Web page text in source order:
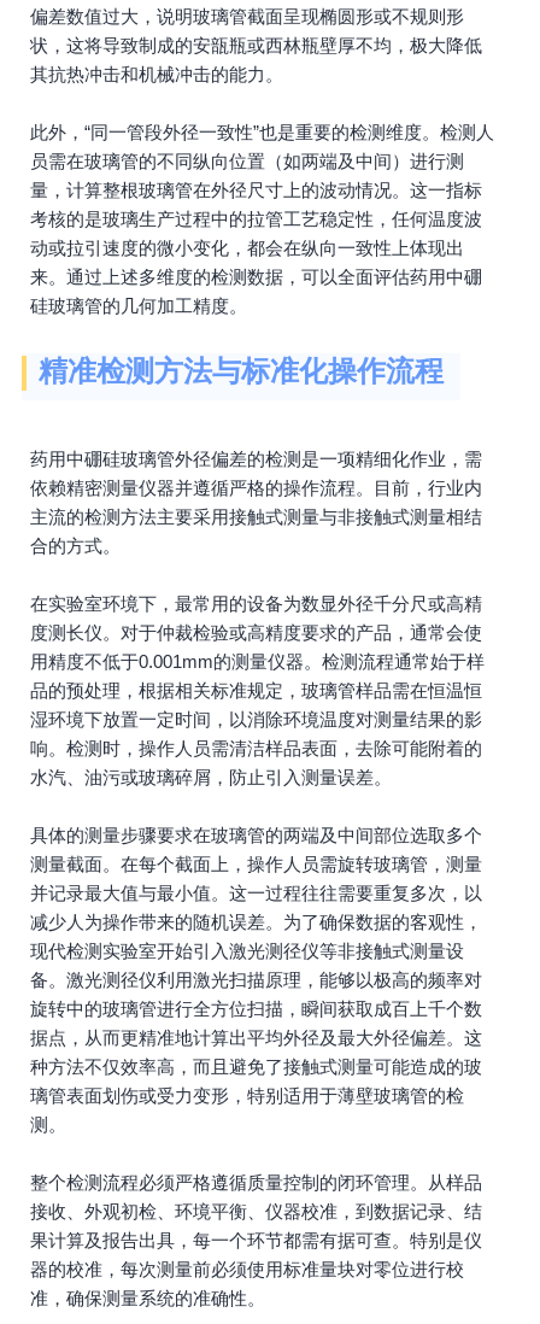
偏差数值过大，说明玻璃管截面呈现椭圆形或不规则形
状，这将导致制成的安瓿瓶或西林瓶壁厚不均，极大降低
其抗热冲击和机械冲击的能力。
此外，“同一管段外径一致性”也是重要的检测维度。检测人
员需在玻璃管的不同纵向位置（如两端及中间）进行测
量，计算整根玻璃管在外径尺寸上的波动情况。这一指标
考核的是玻璃生产过程中的拉管工艺稳定性，任何温度波
动或拉引速度的微小变化，都会在纵向一致性上体现出
来。通过上述多维度的检测数据，可以全面评估药用中硼
硅玻璃管的几何加工精度。
精准检测方法与标准化操作流程
药用中硼硅玻璃管外径偏差的检测是一项精细化作业，需
依赖精密测量仪器并遵循严格的操作流程。目前，行业内
主流的检测方法主要采用接触式测量与非接触式测量相结
合的方式。
在实验室环境下，最常用的设备为数显外径千分尺或高精
度测长仪。对于仲裁检验或高精度要求的产品，通常会使
用精度不低于0.001mm的测量仪器。检测流程通常始于样
品的预处理，根据相关标准规定，玻璃管样品需在恒温恒
湿环境下放置一定时间，以消除环境温度对测量结果的影
响。检测时，操作人员需清洁样品表面，去除可能附着的
水汽、油污或玻璃碎屑，防止引入测量误差。
具体的测量步骤要求在玻璃管的两端及中间部位选取多个
测量截面。在每个截面上，操作人员需旋转玻璃管，测量
并记录最大值与最小值。这一过程往往需要重复多次，以
减少人为操作带来的随机误差。为了确保数据的客观性，
现代检测实验室开始引入激光测径仪等非接触式测量设
备。激光测径仪利用激光扫描原理，能够以极高的频率对
旋转中的玻璃管进行全方位扫描，瞬间获取成百上千个数
据点，从而更精准地计算出平均外径及最大外径偏差。这
种方法不仅效率高，而且避免了接触式测量可能造成的玻
璃管表面划伤或受力变形，特别适用于薄壁玻璃管的检
测。
整个检测流程必须严格遵循质量控制的闭环管理。从样品
接收、外观初检、环境平衡、仪器校准，到数据记录、结
果计算及报告出具，每一个环节都需有据可查。特别是仪
器的校准，每次测量前必须使用标准量块对零位进行校
准，确保测量系统的准确性。